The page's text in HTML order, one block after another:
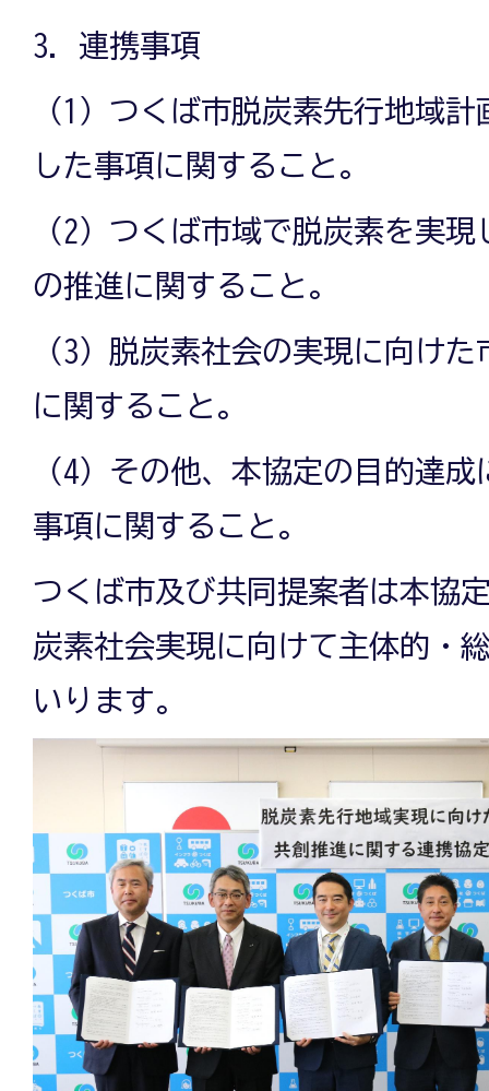
3．連携事項
（1）つくば市脱炭素先行地域
した事項に関すること。
（2）つくば市域で脱炭素を実
の推進に関すること。
（3）脱炭素社会の実現に向け
に関すること。
（4）その他、本協定の目的達
事項に関すること。
つくば市及び共同提案者は本協
炭素社会実現に向けて主体的・
いります。